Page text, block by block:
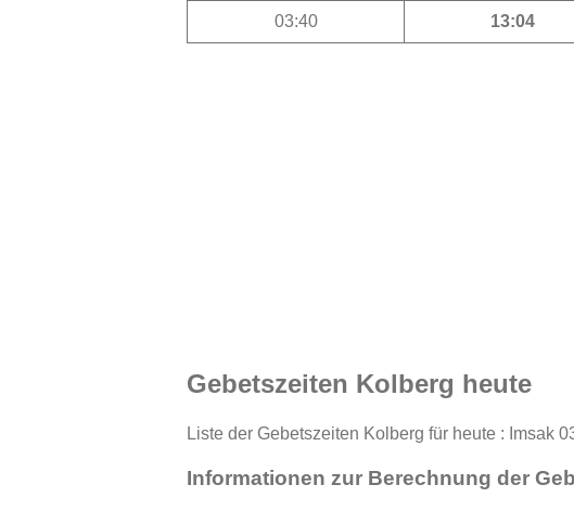
03:40 13:04
Gebetszeiten Kolberg heute
Liste der Gebetszeiten Kolberg für heute : Imsak
Informationen zur Berechnung der